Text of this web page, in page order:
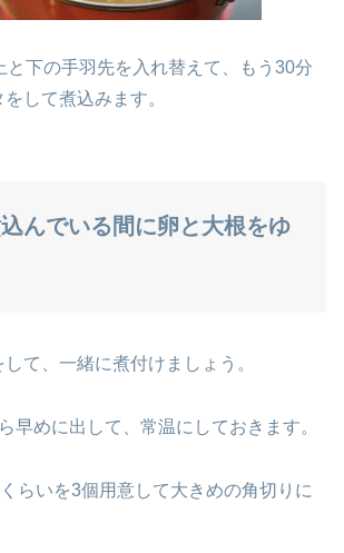
と下の手羽先を入れ替えて、もう30分
して煮込みます。
んでいる間に卵と大根をゆ
て、一緒に煮付けましょう。
早めに出して、常温にしておきます。
らいを3個用意して大きめの角切りに